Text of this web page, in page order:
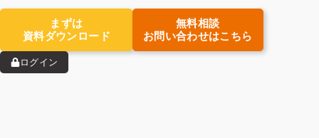
まずは
資料ダウンロード
無料相談
お問い合わせはこちら
ログイン